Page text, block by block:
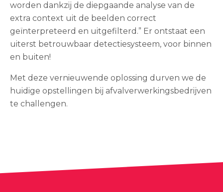
worden dankzij de diepgaande analyse van de
extra context uit de beelden correct
geïnterpreteerd en uitgefilterd.” Er ontstaat een
uiterst betrouwbaar detectiesysteem, voor binnen
en buiten!
Met deze vernieuwende oplossing durven we de
huidige opstellingen bij afvalverwerkingsbedrijven
te challengen.